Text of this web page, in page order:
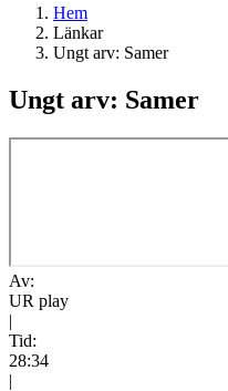
Hem
Länkar
Ungt arv: Samer
Ungt arv: Samer
Av:
UR play
|
Tid:
28:34
|